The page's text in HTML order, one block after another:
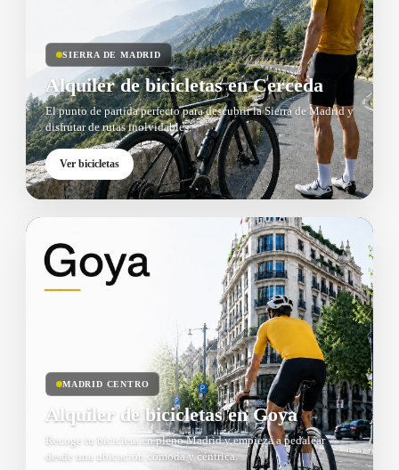
SIERRA DE MADRID
Alquiler de bicicletas en Cerceda
El punto de partida perfecto para descubrir la Sierra de Madrid y
disfrutar de rutas inolvidables.
Ver bicicletas
MADRID CENTRO
Alquiler de bicicletas en Goya
Recoge tu bicicleta en pleno Madrid y empieza a pedalear
desde una ubicación cómoda y céntrica.